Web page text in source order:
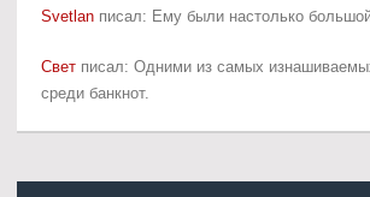
Svetlan писал: Ему были настолько
Свет писал: Одними из самых
среди банкнот.